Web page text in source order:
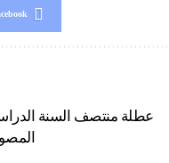
عطلة منتصف السنة